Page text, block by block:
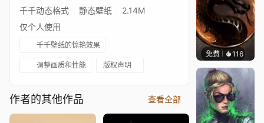
千千动态格式 静态壁纸
2.14M
仅个人使用
千千壁纸的惊艳效果
调整画质和性能 版权声明
作者的其他作品 查看全部
免费 116